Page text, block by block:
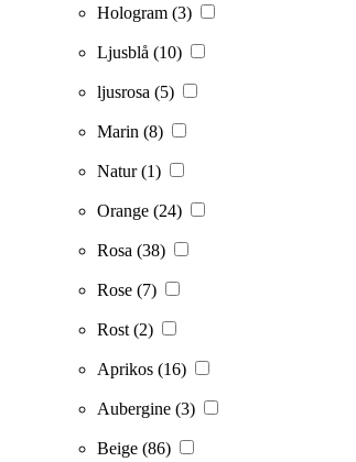
Hologram (3)
Ljusblå (10)
ljusrosa (5)
Marin (8)
Natur(1)
Orange (24)
Rosa (38)
Rose (7)
Rost (2)
Aprikos (16)
Aubergine (3)
Beige (86)